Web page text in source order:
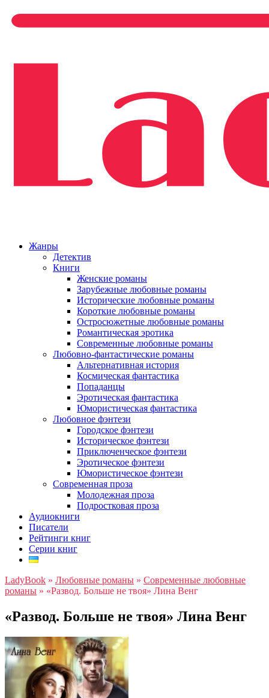
Жанры
Детектив
Книги
Женские романы
Зарубежные любовные романы
Исторические любовные романы
Короткие любовные романы
Остросюжетные любовные романы
Романтическая эротика
Современные любовные романы
Любовно-фантастические романы
Альтернативная история
Космическая фантастика
Попаданцы
Эротическая фантастика
Юмористическая фантастика
Любовное фэнтези
Городское фэнтези
Историческое фэнтези
Приключенческое фэнтези
Эротическое фэнтези
Юмористическое фэнтези
Современная проза
Молодежная проза
Подростковая проза
Аудиокниги
Писатели
Рейтинги книг
Серии книг
LadyBook » Любовные романы » Современные любовные
романы » «Развод. Больше не твоя» Лина Венг
«Развод. Больше не твоя» Лина Венг